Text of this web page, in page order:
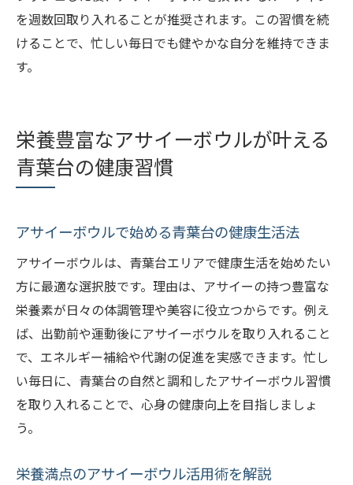
青葉台で体験できる話題のサウナ活用法
心身のリフレッシュを叶える食事とサウナ
青葉台で実践できる新しい健康習慣
継続しやすいサウナと食事の組み合わせ法
青葉台で叶える理想のリフレッシュ体験
を週数回取り入れることが推奨されます。この習慣を続
けることで、忙しい毎日でも健やかな自分を維持できま
す。
栄養豊富なアサイーボウルが叶える
青葉台の健康習慣
アサイーボウルで始める青葉台の健康生活法
アサイーボウルは、青葉台エリアで健康生活を始めたい
方に最適な選択肢です。理由は、アサイーの持つ豊富な
栄養素が日々の体調管理や美容に役立つからです。例え
ば、出勤前や運動後にアサイーボウルを取り入れること
で、エネルギー補給や代謝の促進を実感できます。忙し
い毎日に、青葉台の自然と調和したアサイーボウル習慣
を取り入れることで、心身の健康向上を目指しましょ
う。
栄養満点のアサイーボウル活用術を解説